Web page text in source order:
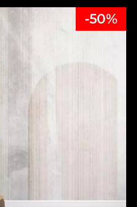
-50%